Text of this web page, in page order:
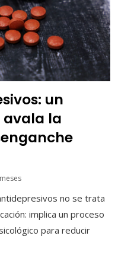
un
avala la
no se trata
implica un proceso
para reducir